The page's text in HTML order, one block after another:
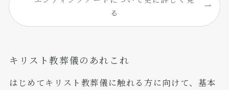
る
キリスト教葬儀のあれこれ
はじめてキリスト教葬儀に触れる方に向けて、基本